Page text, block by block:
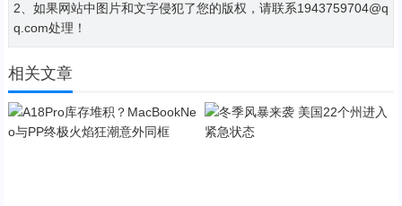
2、如果网站中图片和文字侵犯了您的版权，请联系1943759704@q
q.com处理！
相关文章